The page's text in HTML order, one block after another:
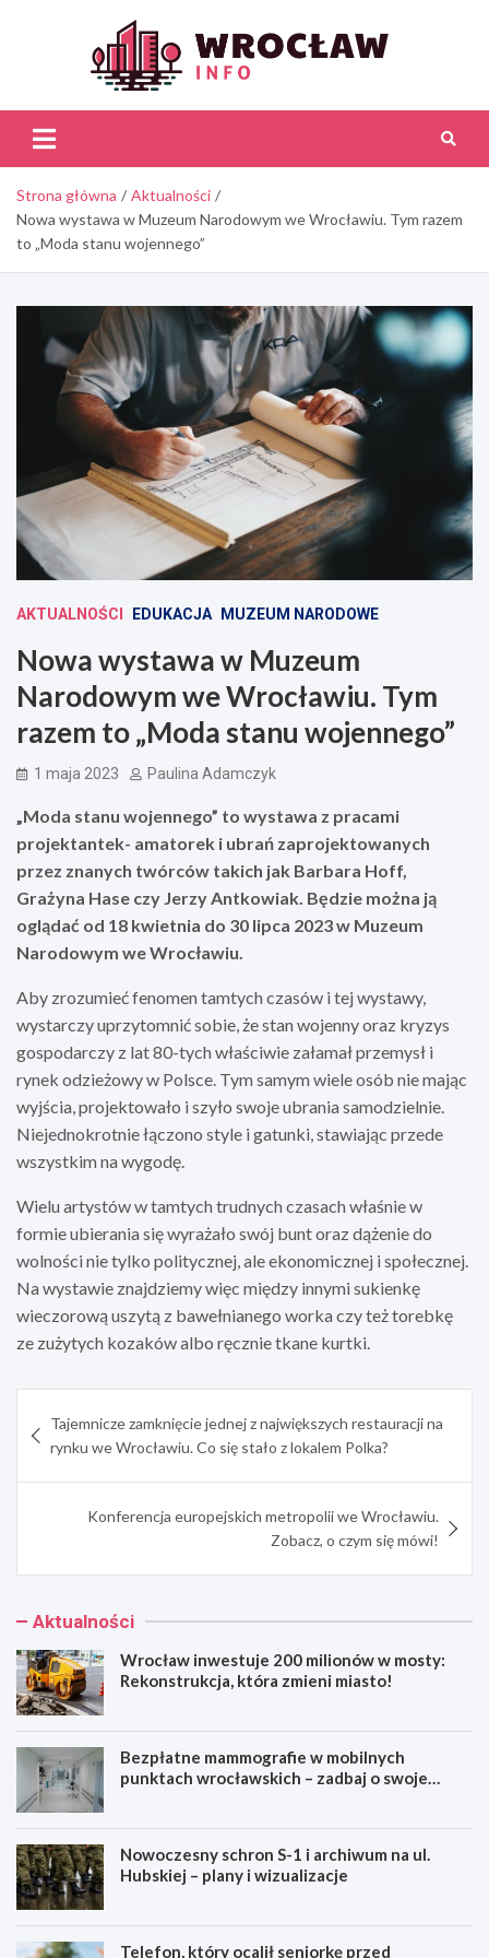
Strona główna
Aktualności
Nowa wystawa w Muzeum Narodowym we Wrocławiu. Tym razem
to „Moda stanu wojennego”
AKTUALNOŚCI EDUKACJA MUZEUM NARODOWE
Nowa wystawa w Muzeum
Narodowym we Wrocławiu. Tym
razem to „Moda stanu wojennego”
1 maja 2023 Paulina Adamczyk
„Moda stanu wojennego” to wystawa z pracami
projektantek- amatorek i ubrań zaprojektowanych
przez znanych twórców takich jak Barbara Hoff,
Grażyna Hase czy Jerzy Antkowiak. Będzie można ją
oglądać od 18 kwietnia do 30 lipca 2023 w Muzeum
Narodowym we Wrocławiu.
Aby zrozumieć fenomen tamtych czasów i tej wystawy,
wystarczy uprzytomnić sobie, że stan wojenny oraz kryzys
gospodarczy z lat 80-tych właściwie załamał przemysł i
rynek odzieżowy w Polsce. Tym samym wiele osób nie mając
wyjścia, projektowało i szyło swoje ubrania samodzielnie.
Niejednokrotnie łączono style i gatunki, stawiając przede
wszystkim na wygodę.
Wielu artystów w tamtych trudnych czasach właśnie w
formie ubierania się wyrażało swój bunt oraz dążenie do
wolności nie tylko politycznej, ale ekonomicznej i społecznej.
Na wystawie znajdziemy więc między innymi sukienkę
wieczorową uszytą z bawełnianego worka czy też torebkę
ze zużytych kozaków albo ręcznie tkane kurtki.
wpisu
Tajemnicze zamknięcie jednej z największych restauracji na
rynku we Wrocławiu. Co się stało z lokalem Polka?
Konferencja europejskich metropolii we Wrocławiu.
Zobacz, o czym się mówi!
Aktualności
Wrocław inwestuje 200 milionów w mosty:
Rekonstrukcja, która zmieni miasto!
Bezpłatne mammografie w mobilnych
punktach wrocławskich – zadbaj o swoje
Nowoczesny schron S-1 i archiwum na ul.
Hubskiej – plany i wizualizacje
Telefon, który ocalił seniorkę przed